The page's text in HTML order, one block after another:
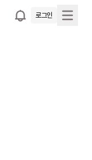
로그인